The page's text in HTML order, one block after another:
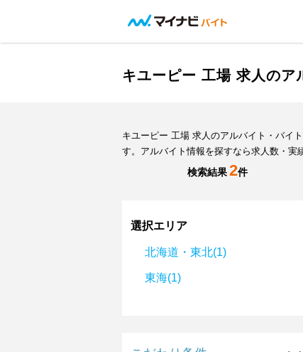
キユーピー 工場 求人のア
キユーピー 工場 求人のアルバイト・バイ
す。アルバイト情報を探すなら求人数・実
検索結果2件
選択エリア
北海道・東北(1)
東海(1)